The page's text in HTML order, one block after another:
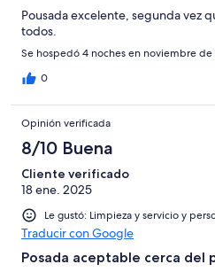
Pousada excelente, segunda vez
todos.
Se hospedó 4 noches en noviembre
0
Opinión verificada
8/10 Buena
Cliente verificado
18 ene. 2025
Le gustó: Limpieza y servicio y
Traducir con Google
Posada aceptable cerca del